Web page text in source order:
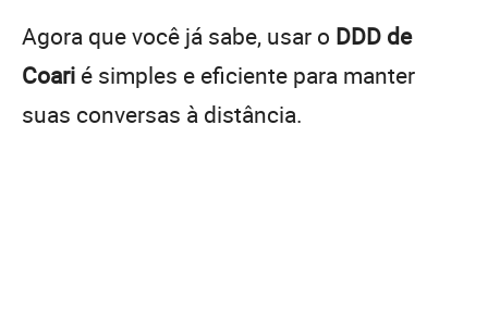
Agora que você já sabe, usar o DDD de
Coari é simples e eficiente para manter
suas conversas à distância.